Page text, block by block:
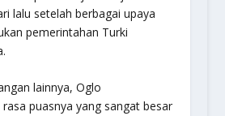
lalu setelah berbagai upaya
pemerintahan Turki
lainnya, Oglo
puasnya yang sangat besar